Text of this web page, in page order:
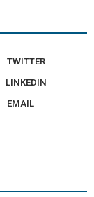
TWITTER
LINKEDIN
EMAIL